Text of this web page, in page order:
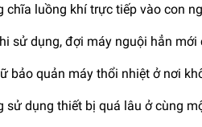
chĩa luồng khí trực tiếp vào con
sử dụng, đợi máy nguội hẳn
bảo quản máy thổi nhiệt ở nơi
sử dụng thiết bị quá lâu ở cùng